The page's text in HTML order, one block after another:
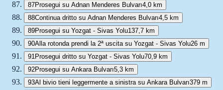
87Prosegui su Adnan Menderes Bulvarı4,0 km
88Continua dritto su Adnan Menderes Bulvarı4,5 km
89Prosegui su Yozgat - Sivas Yolu137,7 km
90Alla rotonda prendi la 2ª uscita su Yozgat - Sivas Yolu26 m
91 Prosegui dritto su Yozgat - Sivas Yolu70,9 km
92Prosegui su Ankara Bulvarı5,3 km
93Al bivio tieni leggermente a sinistra su Ankara Bulvarı379 m